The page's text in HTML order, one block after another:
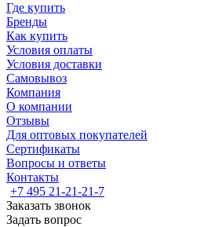
Где купить
Бренды
Как купить
Условия оплаты
Условия доставки
Самовывоз
Компания
О компании
Отзывы
Для оптовых покупателей
Сертификаты
Вопросы и ответы
Контакты
+7 495 21-21-21-7
Заказать звонок
Задать вопрос